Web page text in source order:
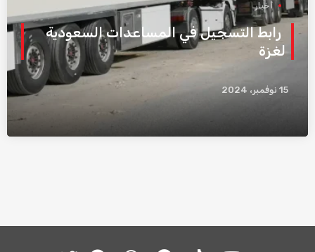
أخبار
رابط التسجيل في المساعدات السعودية
لغزة
15 نوفمبر، 2024